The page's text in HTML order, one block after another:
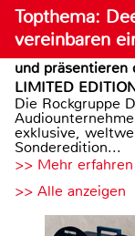
Topthema:
vereinbaren
und präsentieren
LIMITED
Die Rockgruppe
exklusive,
Sonderedition...
>> Mehr erfahren
>> Alle anzeigen